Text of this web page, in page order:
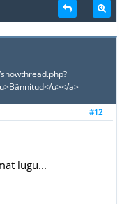
u></a>
#12
lugu...